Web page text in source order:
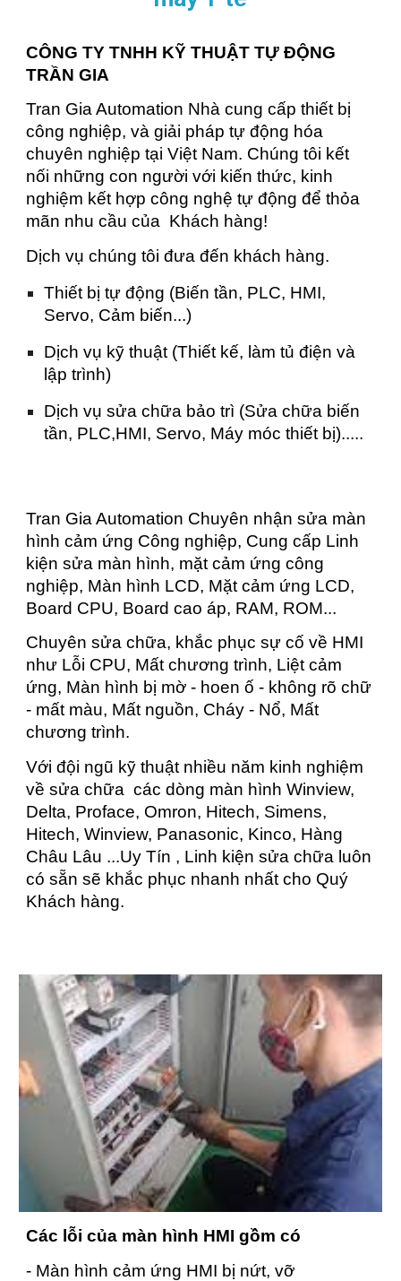
CÔNG TY TNHH KỸ THUẬT TỰ ĐỘNG
TRẦN GIA
Tran Gia Automation Nhà cung cấp thiết bị
công nghiệp, và giải pháp tự động hóa
chuyên nghiệp tại Việt Nam. Chúng tôi kết
nối những con người với kiến thức, kinh
nghiệm kết hợp công nghệ tự động để thỏa
mãn nhu cầu của Khách hàng!
Dịch vụ chúng tôi đưa đến khách hàng.
Thiết bị tự động (Biến tần, PLC, HMI,
Servo, Cảm biến...)
Dịch vụ kỹ thuật (Thiết kế, làm tủ điện và
lập trình)
Dịch vụ sửa chữa bảo trì (Sửa chữa biến
tần, PLC,HMI, Servo, Máy móc thiết bị).....
Tran Gia Automation Chuyên nhận sửa màn
hình cảm ứng Công nghiệp, Cung cấp Linh
kiện sửa màn hình, mặt cảm ứng công
nghiệp, Màn hình LCD, Mặt cảm ứng LCD,
Board CPU, Board cao áp, RAM, ROM...
Chuyên sửa chữa, khắc phục sự cố về HMI
như Lỗi CPU, Mất chương trình, Liệt cảm
ứng, Màn hình bị mờ - hoen ố - không rõ chữ
- mất màu, Mất nguồn, Cháy - Nổ, Mất
chương trình.
Với đội ngũ kỹ thuật nhiều năm kinh nghiệm
về sửa chữa các dòng màn hình Winview,
Delta, Proface, Omron, Hitech, Simens,
Hitech, Winview, Panasonic, Kinco, Hàng
Châu Lâu ...Uy Tín , Linh kiện sửa chữa luôn
có sẵn sẽ khắc phục nhanh nhất cho Quý
Khách hàng.
Các lỗi của màn hình HMI gồm có
- Màn hình cảm ứng HMI bị nứt, vỡ